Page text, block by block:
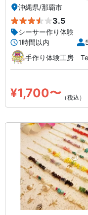
沖縄県/那覇市
3.5
シーサー作り体験
1時間以内
手作り体験工房
¥1,700〜 （税込）